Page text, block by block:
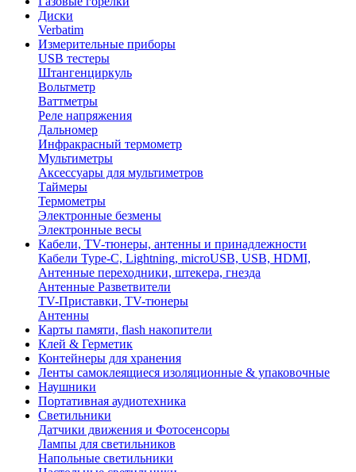
Диски
Verbatim
Измерительные приборы
USB тестеры
Штангенциркуль
Вольтметр
Ваттметры
Реле напряжения
Дальномер
Инфракрасный термометр
Мультиметры
Аксессуары для мультиметров
Таймеры
Термометры
Электронные безмены
Электронные весы
Кабели, TV-тюнеры, антенны и принадлежности
Кабели Type-C, Lightning, microUSB, USB, HDMI,
Антенные переходники, штекера, гнезда
Антенные Разветвители
TV-Приставки, TV-тюнеры
Антенны
Карты памяти, flash накопители
Клей & Герметик
Контейнеры для хранения
Ленты самоклеящиеся изоляционные & упаковочные
Наушники
Портативная аудиотехника
Светильники
Датчики движения и Фотосенсоры
Лампы для светильников
Напольные светильники